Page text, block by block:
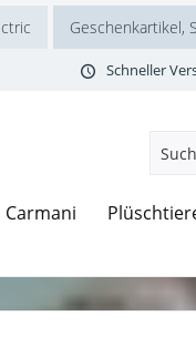
Geschenkartikel,
Schneller
Carmani